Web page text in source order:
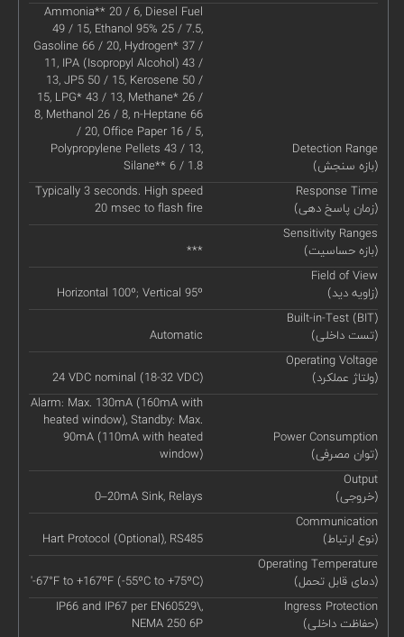
Detection Range
(بازه سنجش)
Ammonia** 20 / 6, Diesel Fuel
49 / 15, Ethanol 95% 25 / 7.5,
Gasoline 66 / 20, Hydrogen* 37 /
11, IPA (Isopropyl Alcohol) 43 /
13, JP5 50 / 15, Kerosene 50 /
15, LPG* 43 / 13, Methane* 26 /
8, Methanol 26 / 8, n-Heptane 66
/ 20, Office Paper 16 / 5,
Polypropylene Pellets 43 / 13,
Silane** 6 / 1.8
Response Time
(زمان پاسخ دهی)
Typically 3 seconds. High speed
20 msec to flash fire
Sensitivity Ranges
(بازه حساسیت)
***
Field of View
(زاویه دید)
Horizontal 100º; Vertical 95º
Built-in-Test (BIT)
(تست داخلی)
Automatic
Operating Voltage
(ولتاژ عملکرد)
24 VDC nominal (18-32 VDC)
Power Consumption
(توان مصرفی)
Alarm: Max. 130mA (160mA with
heated window), Standby: Max.
90mA (110mA with heated
window)
Output
(خروجی)
0–20mA Sink, Relays
Communication
(نوع ارتباط)
Hart Protocol (Optional), RS485
Operating Temperature
(دمای قابل تحمل)
'-67°F to +167ºF (-55ºC to +75ºC)
Ingress Protection
(حفاظت داخلی)
IP66 and IP67 per EN60529\,
NEMA 250 6P